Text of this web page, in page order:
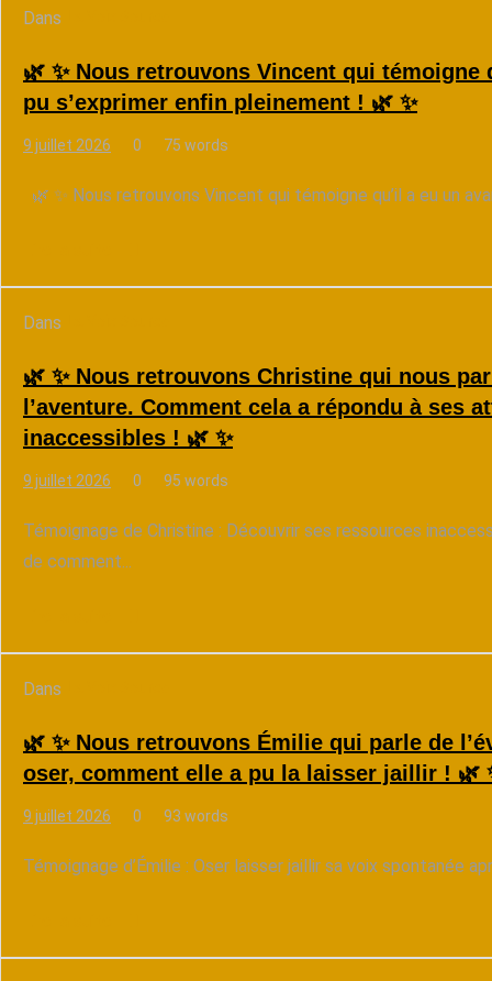
Dans
🌿 ✨ Nous retrouvons Vincent qui
pu s’exprimer enfin pleinement ! 🌿 ✨
9 juillet 2026 0 75 words
🌿 ✨ Nous retrouvons Vincent qui témoigne qu’il a eu un
Dans
🌿 ✨ Nous retrouvons Christine qui nous
l’aventure. Comment cela a répondu à ses
inaccessibles ! 🌿 ✨
9 juillet 2026 0 95 words
Témoignage de Christine : Découvrir ses ressources
de comment...
Dans
🌿 ✨ Nous retrouvons Émilie qui parle de
oser, comment elle a pu la laisser jaillir ! 🌿
9 juillet 2026 0 93 words
Témoignage d’Émilie : Oser laisser jaillir sa voix spontanée